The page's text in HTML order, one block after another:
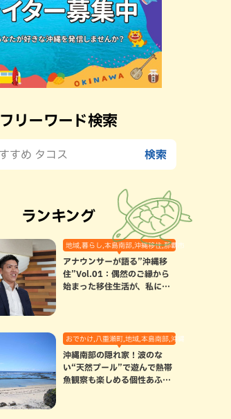
フリーワード検索
ランキング
地域,暮らし,本島南部,沖縄移住,那覇市
アナウンサーが語る”沖縄移
住”Vol.01：偶然のご縁から
始まった移住生活が、私にと
おでかけ,八重瀬町,地域,本島南部,沖縄の海,自然
沖縄南部の隠れ家！波のな
い“天然プール”で遊んで熱帯
魚観察も楽しめる個性あふれ